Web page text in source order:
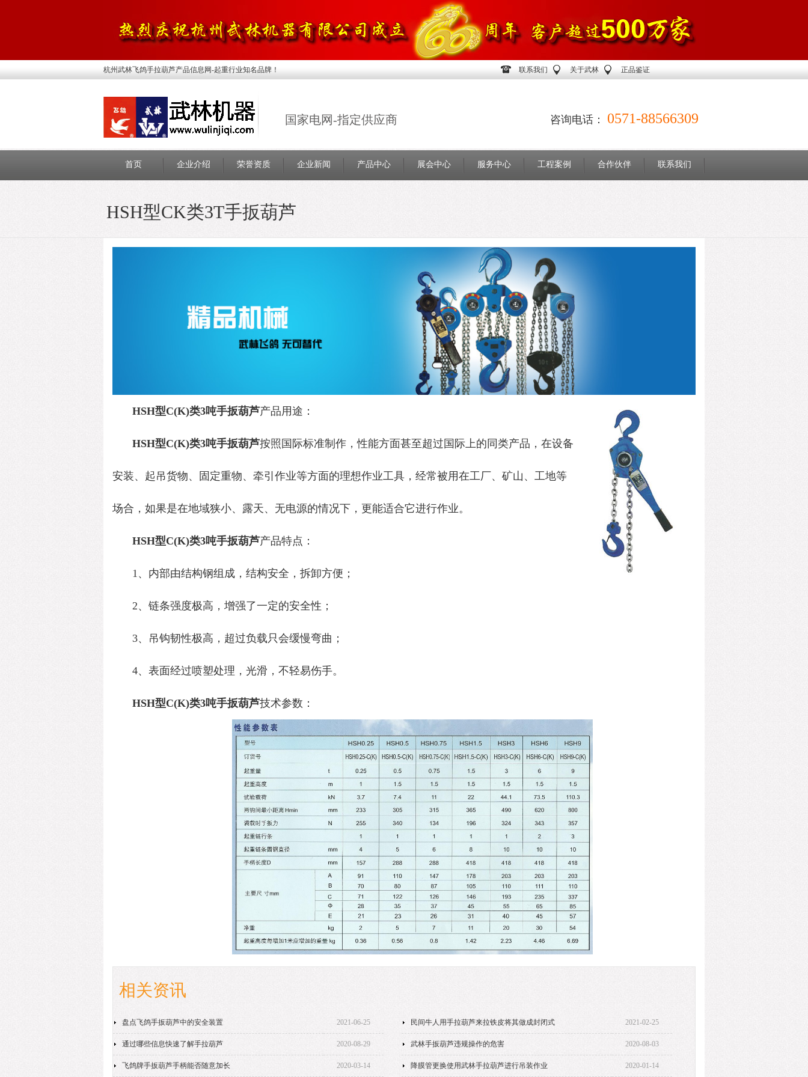
杭州武林飞鸽手拉葫芦产品信息网-起重行业知名品牌！ 联系我们 关于武林 正品鉴证
国家电网-指定供应商 咨询电话： 0571-88566309
首页 企业介绍 荣誉资质 企业新闻 产品中心 展会中心 服务中心 工程案例 合作伙伴 联系我们
HSH型CK类3T手扳葫芦
HSH型C(K)类3吨手扳葫芦产品用途：
HSH型C(K)类3吨手扳葫芦按照国际标准制作，性能方面甚至超过国际上的同类产品，在设备
安装、起吊货物、固定重物、牵引作业等方面的理想作业工具，经常被用在工厂、矿山、工地等
场合，如果是在地域狭小、露天、无电源的情况下，更能适合它进行作业。
HSH型C(K)类3吨手扳葫芦产品特点：
1、内部由结构钢组成，结构安全，拆卸方便；
2、链条强度极高，增强了一定的安全性；
3、吊钩韧性极高，超过负载只会缓慢弯曲；
4、表面经过喷塑处理，光滑，不轻易伤手。
HSH型C(K)类3吨手扳葫芦技术参数：
相关资讯
盘点飞鸽手扳葫芦中的安全装置 2021-06-25 民间牛人用手拉葫芦来拉铁皮将其做成封闭式 2021-02-25
通过哪些信息快速了解手拉葫芦 2020-08-29 武林手扳葫芦违规操作的危害 2020-08-03
飞鸽牌手扳葫芦手柄能否随意加长 2020-03-14 降膜管更换使用武林手拉葫芦进行吊装作业 2020-01-14